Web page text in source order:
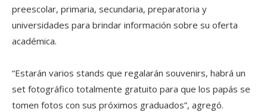
preescolar, primaria, secundaria, preparatoria y
universidades para brindar información sobre su oferta
académica.
“Estarán varios stands que regalarán souvenirs, habrá un
set fotográfico totalmente gratuito para que los papás se
tomen fotos con sus próximos graduados”, agregó.